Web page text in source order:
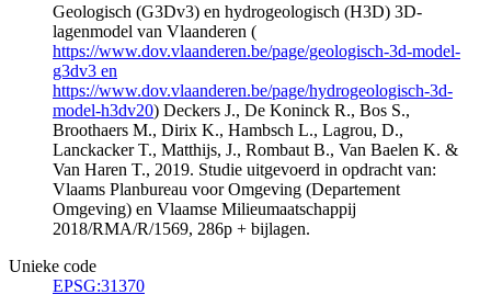
Geologisch (G3Dv3) en hydrogeologisch (H3D) 3D-
lagenmodel van Vlaanderen (
https://www.dov.vlaanderen.be/page/geologisch-3d-model-
g3dv3 en
https://www.dov.vlaanderen.be/page/hydrogeologisch-3d-
model-h3dv20) Deckers J., De Koninck R., Bos S.,
Broothaers M., Dirix K., Hambsch L., Lagrou, D.,
Lanckacker T., Matthijs, J., Rombaut B., Van Baelen K. &
Van Haren T., 2019. Studie uitgevoerd in opdracht van:
Vlaams Planbureau voor Omgeving (Departement
Omgeving) en Vlaamse Milieumaatschappij
2018/RMA/R/1569, 286p + bijlagen.
Unieke code
EPSG:31370